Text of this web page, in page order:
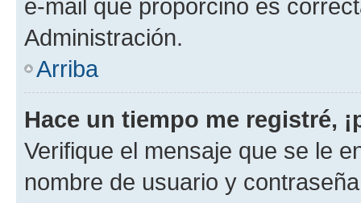
e-mail que proporcinó es
Administración.
Arriba
Hace un tiempo me registré,
Verifique el mensaje que se le
nombre de usuario y